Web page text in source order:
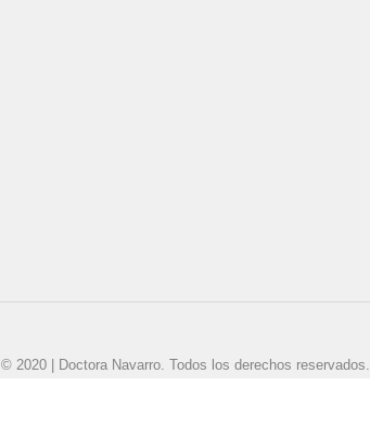
© 2020 | Doctora Navarro. Todos los derechos reservados.